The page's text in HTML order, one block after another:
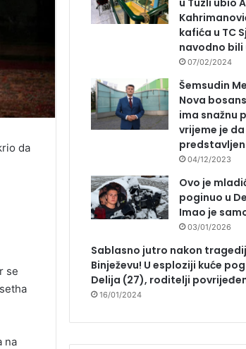
da
se
na
kafića u TC
navodno bili
07/02/2024
Šemsudin
Nova
ima snažnu
vrijeme je
04/12/2023
Ovo je
poginuo u
Imao je
03/01/2026
Sablasno jutro nakon
Binježevu! U esploziji kuće
Delija (27), roditelji
16/01/2024